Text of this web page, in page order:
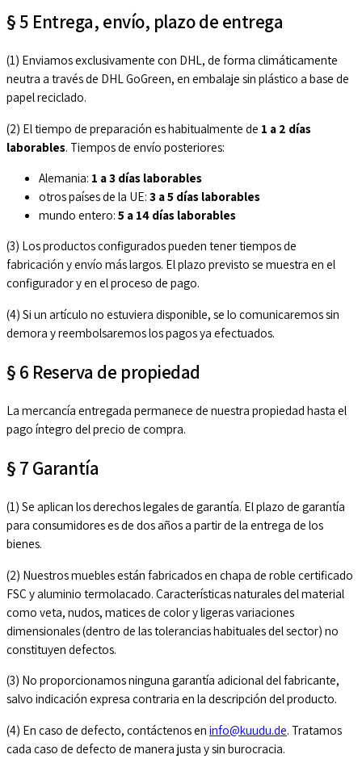
§ 5 Entrega, envío, plazo de entrega
(1) Enviamos exclusivamente con DHL, de forma climáticamente
neutra a través de DHL GoGreen, en embalaje sin plástico a base de
papel reciclado.
(2) El tiempo de preparación es habitualmente de 1 a 2 días
laborables. Tiempos de envío posteriores:
Alemania: 1 a 3 días laborables
otros países de la UE: 3 a 5 días laborables
mundo entero: 5 a 14 días laborables
(3) Los productos configurados pueden tener tiempos de
fabricación y envío más largos. El plazo previsto se muestra en el
configurador y en el proceso de pago.
(4) Si un artículo no estuviera disponible, se lo comunicaremos sin
demora y reembolsaremos los pagos ya efectuados.
§ 6 Reserva de propiedad
La mercancía entregada permanece de nuestra propiedad hasta el
pago íntegro del precio de compra.
§ 7 Garantía
(1) Se aplican los derechos legales de garantía. El plazo de garantía
para consumidores es de dos años a partir de la entrega de los
bienes.
(2) Nuestros muebles están fabricados en chapa de roble certificado
FSC y aluminio termolacado. Características naturales del material
como veta, nudos, matices de color y ligeras variaciones
dimensionales (dentro de las tolerancias habituales del sector) no
constituyen defectos.
(3) No proporcionamos ninguna garantía adicional del fabricante,
salvo indicación expresa contraria en la descripción del producto.
(4) En caso de defecto, contáctenos en info@kuudu.de. Tratamos
cada caso de defecto de manera justa y sin burocracia.